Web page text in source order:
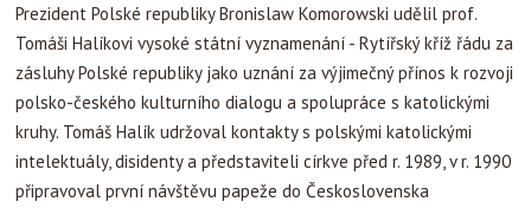
Prezident Polské republiky Bronislaw Komorowski udělil prof.
Tomáši Halíkovi vysoké státní vyznamenání - Rytířský kříž řádu za
zásluhy Polské republiky jako uznání za výjimečný přínos k rozvoji
polsko-českého kulturního dialogu a spolupráce s katolickými
kruhy. Tomáš Halík udržoval kontakty s polskými katolickými
intelektuály, disidenty a představiteli církve před r. 1989, v r. 1990
připravoval první návštěvu papeže do Československa